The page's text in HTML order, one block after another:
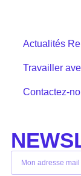
Actualités
Travailler
Contactez-